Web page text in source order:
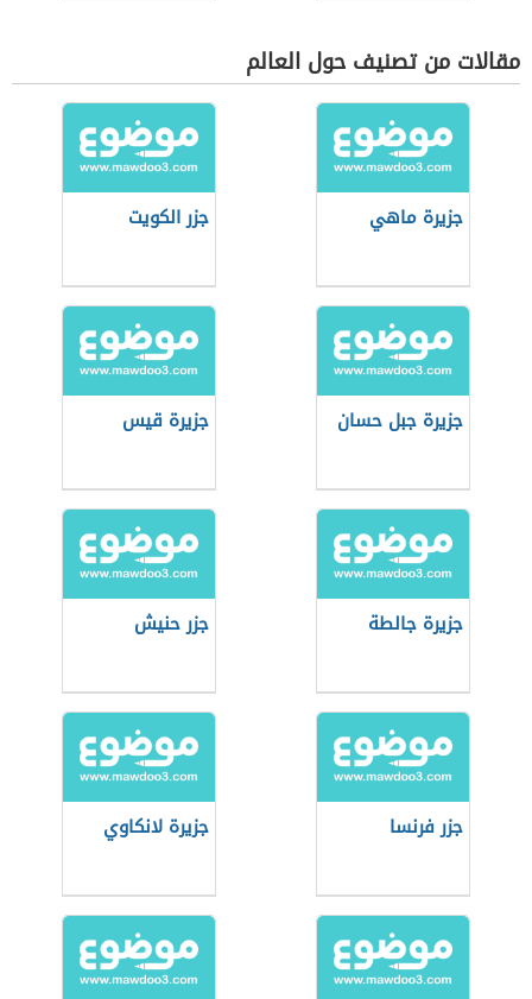
مقالات من تصنيف حول العالم
جزيرة ماهي جزر الكويت
جزيرة جبل حسان جزيرة قيس
جزيرة جالطة جزر حنيش
جزر فرنسا جزيرة لانكاوي